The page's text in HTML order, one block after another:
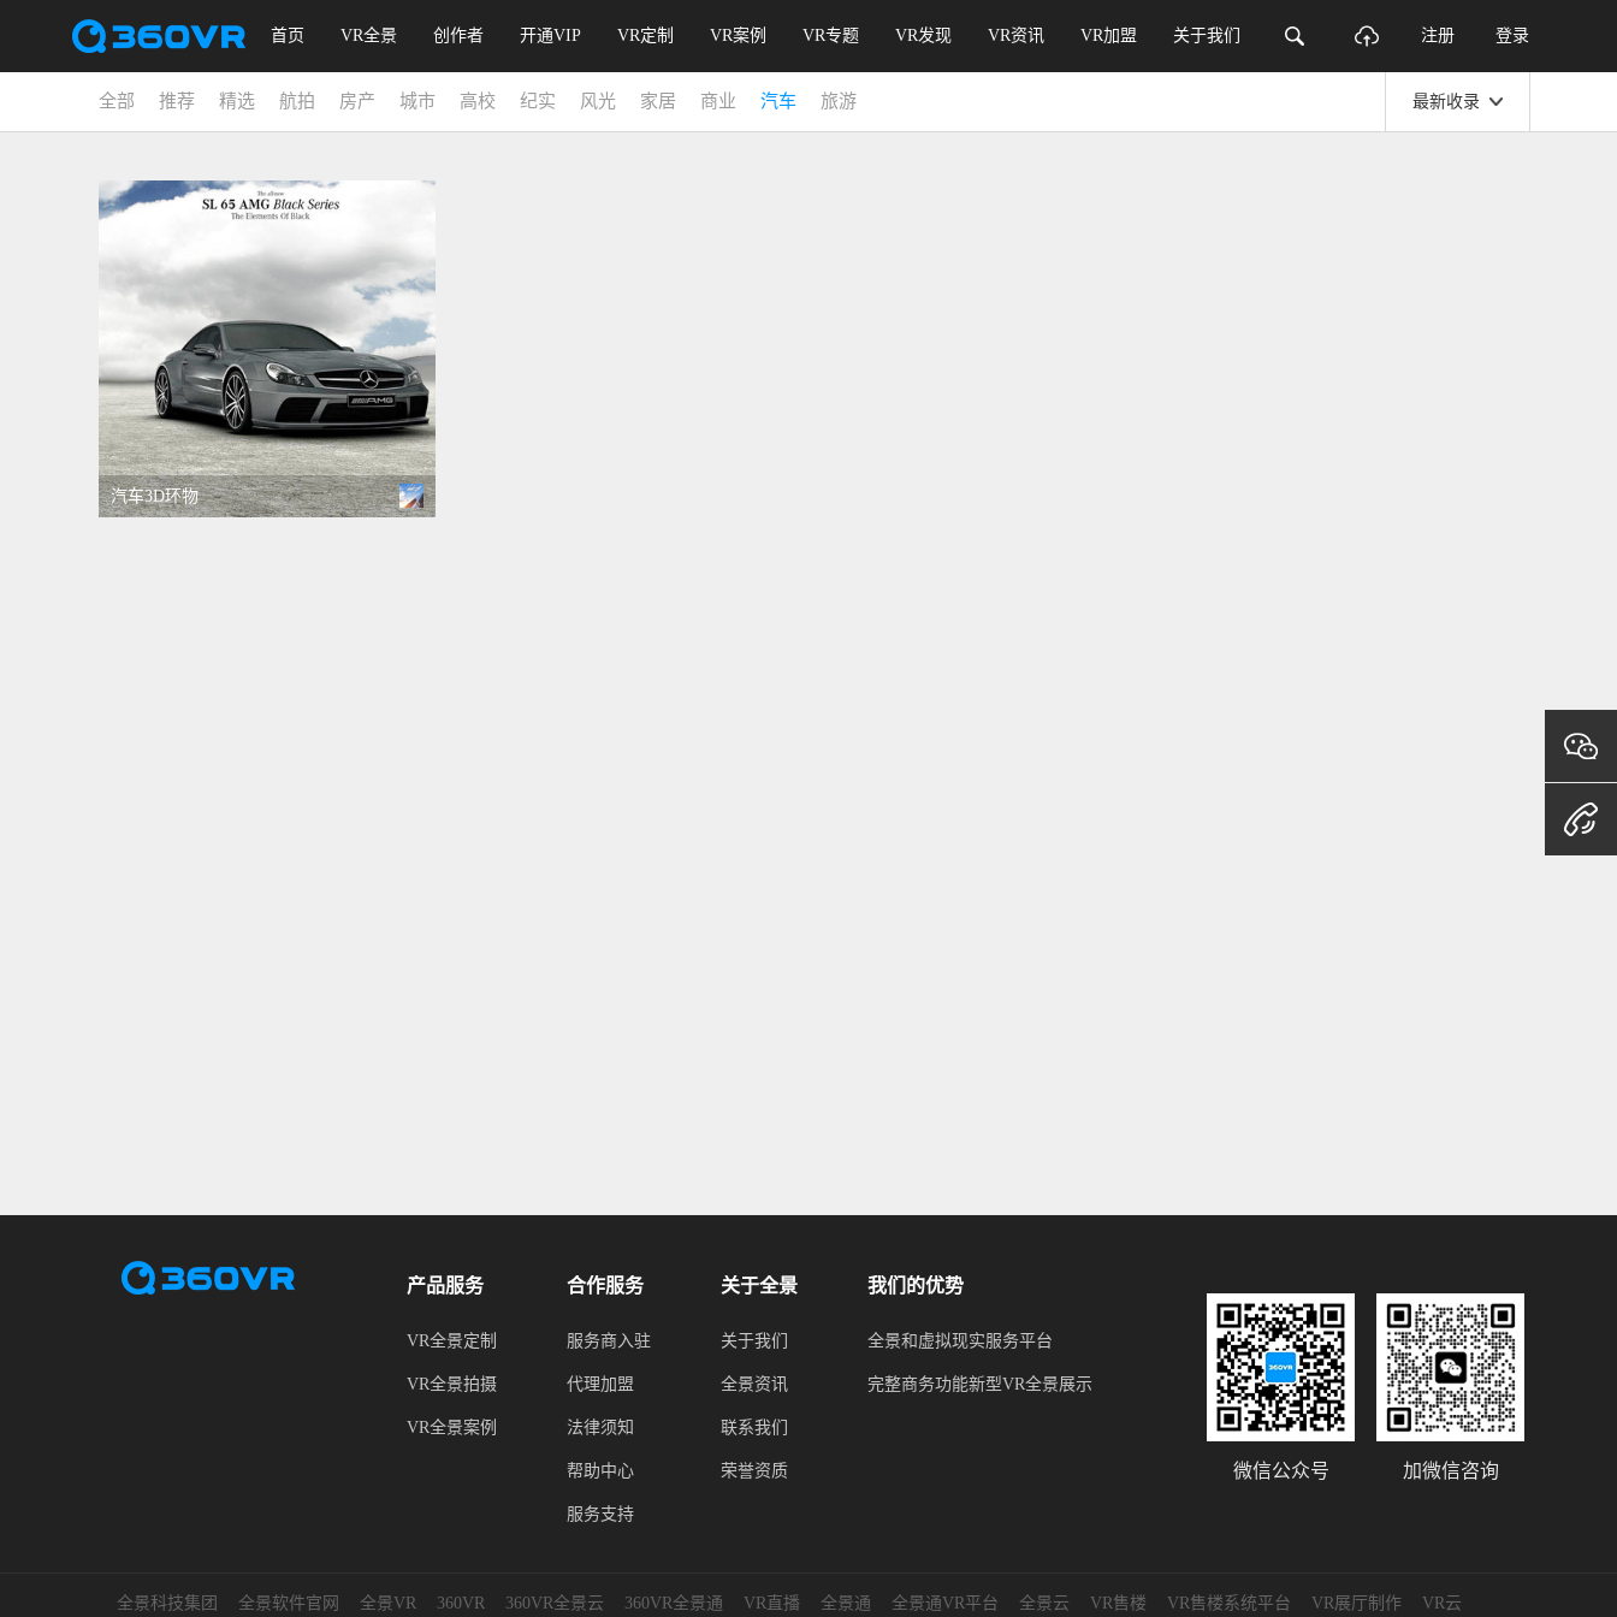
首页 VR全景 创作者 开通VIP VR定制 VR案例 VR专题 VR发现 VR资讯 VR加盟 关于我们 注册 登录
全部 推荐 精选 航拍 房产 城市 高校 纪实 风光 家居 商业 汽车 旅游 最新收录
汽车3D环物
产品服务
VR全景定制
VR全景拍摄
VR全景案例
合作服务
服务商入驻
代理加盟
法律须知
帮助中心
服务支持
关于全景
关于我们
全景资讯
联系我们
荣誉资质
我们的优势
全景和虚拟现实服务平台
完整商务功能新型VR全景展示
微信公众号 加微信咨询
全景科技集团 全景软件官网 全景VR 360VR 360VR全景云 360VR全景通 VR直播 全景通 全景通VR平台 全景云 VR售楼 VR售楼系统平台 VR展厅制作 VR云